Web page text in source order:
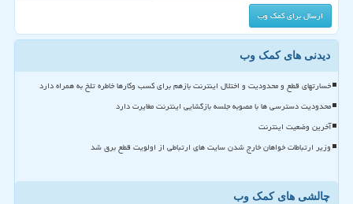
دیدنی های کمک وب
خسارتهای قطع و محدودیت و اختلال اینترنت بازهم برای کسب وکارها خاطره تلخ به همراه دارد
محدودیت دسترسی ها با مصوبه جلسه بازگشایی اینترنت مغایرت دارد
آخرین وضعیت اینترنت
وزیر ارتباطات خواهان خارج شدن سایت های ارتباطی از اولویت قطع برق شد
چالشی های کمک وب